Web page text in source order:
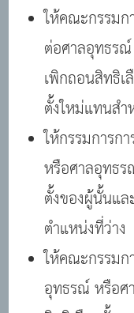
ให้คณะกรรมก
ต่อศาลอุทธร
เพิกถอนสิทธิเ
ตั้งใหม่แทนส
ให้กรรมการก
หรือศาลอุทธ
ตั้งของผู้นั้นแ
ตำแหน่งที่ว่าง
ให้คณะกรรมก
อุทธรณ์ หรือศ